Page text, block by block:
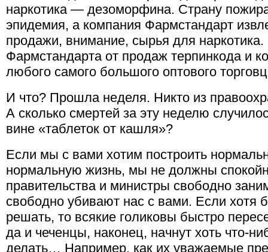
наркотика — дезоморфина. Страну
эпидемия, а компания Фармстандарт
продажи, внимание, сырья для
Фармстандарта от продаж терпинкода и
любого самого большого оптового
И что? Прошла неделя. Никто из
А сколько смертей за эту неделю
вине «таблеток от кашля»?
Если мы с вами хотим построить
нормальную жизнь, мы не должны
правительства и министры свободно
свободно убивают нас с вами. Если хотя
решать, то всякие голиковы быстро
да и чеченцы, наконец, начнут хоть что-
делать… Например, как их уважаемые